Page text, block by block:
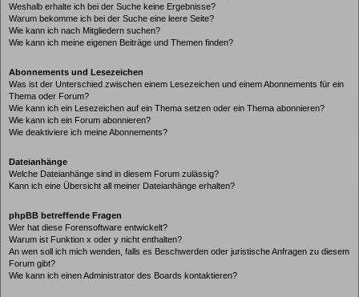
Weshalb erhalte ich bei der Suche keine Ergebnisse?
Warum bekomme ich bei der Suche eine leere Seite?
Wie kann ich nach Mitgliedern suchen?
Wie kann ich meine eigenen Beiträge und Themen finden?
Abonnements und Lesezeichen
Was ist der Unterschied zwischen einem Lesezeichen und einem Abonnements für ein
Thema oder Forum?
Wie kann ich ein Lesezeichen auf ein Thema setzen oder ein Thema abonnieren?
Wie kann ich ein Forum abonnieren?
Wie deaktiviere ich meine Abonnements?
Dateianhänge
Welche Dateianhänge sind in diesem Forum zulässig?
Kann ich eine Übersicht all meiner Dateianhänge erhalten?
phpBB betreffende Fragen
Wer hat diese Forensoftware entwickelt?
Warum ist Funktion x oder y nicht enthalten?
An wen soll ich mich wenden, falls es Beschwerden oder juristische Anfragen zu diesem
Forum gibt?
Wie kann ich einen Administrator des Boards kontaktieren?